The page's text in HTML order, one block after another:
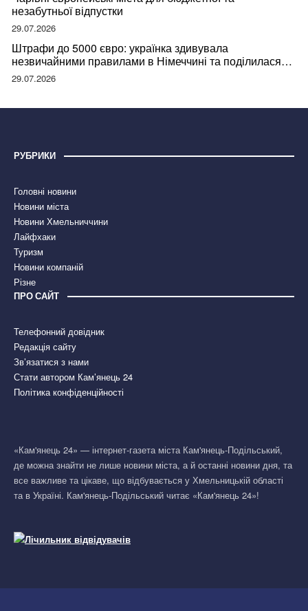
незабутньої відпустки
29.07.2026
Штрафи до 5000 євро: українка здивувала
незвичайними правилами в Німеччині та поділилася
правдою
29.07.2026
РУБРИКИ
Головні новини
Новини міста
Новини Хмельниччини
Лайфхаки
Туризм
Новини компаній
Різне
ПРО САЙТ
Телефонний довідник
Редакція сайту
Зв’язатися з нами
Стати автором Кам’янець 24
Політика конфіденційності
«Кам'янець 24» — інтернет-газета міста Кам'янець-Подільський,
де можна знайти не лише новини міста, а й останні новини дня, та
все важливе та цікаве, що відбувається у Хмельницькій області
та в Україні. Кам'янець-Подільський читає «Кам'янець 24»!